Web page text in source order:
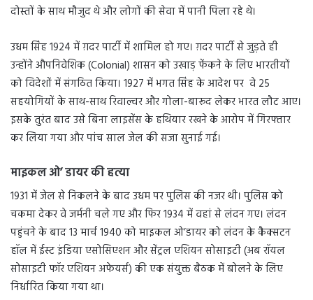
दोस्तों के साथ मौजुद थे और लोगों की सेवा में पानी पिला रहे थे।
उधम सिंह 1924 में ग़दर पार्टी में शामिल हो गए। ग़दर पार्टी से जुड़ते ही
उन्होंने औपनिवेशिक (Colonial) शासन को उखाड़ फेंकने के लिए भारतीयों
को विदेशों में संगठित किया। 1927 में भगत सिंह के आदेश पर वे 25
सहयोगियों के साथ-साथ रिवाल्वर और गोला-बारूद लेकर भारत लौट आए।
इसके तुरंत बाद उसे बिना लाइसेंस के हथियार रखने के आरोप में गिरफ्तार
कर लिया गया और पांच साल जेल की सजा सुनाई गई।
माइकल ओ’ डायर की हत्या
1931 में जेल से निकलने के बाद उधम पर पुलिस की नजर थी। पुलिस को
चकमा देकर वे जर्मनी चले गए और फिर 1934 में वहां से लंदन गए। लंदन
पहुंचने के बाद 13 मार्च 1940 को माइकल ओ’डायर को लंदन के कैक्सटन
हॉल में ईस्ट इंडिया एसोसिएशन और सेंट्रल एशियन सोसाइटी (अब रॉयल
सोसाइटी फॉर एशियन अफेयर्स) की एक संयुक्त बैठक में बोलने के लिए
निर्धारित किया गया था।